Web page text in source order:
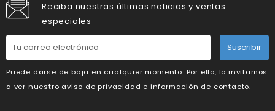
Reciba nuestras últimas noticias y ventas
especiales
Suscribir
Puede darse de baja en cualquier momento. Por ello, lo invitamos
a ver nuestro aviso de privacidad e información de contacto.